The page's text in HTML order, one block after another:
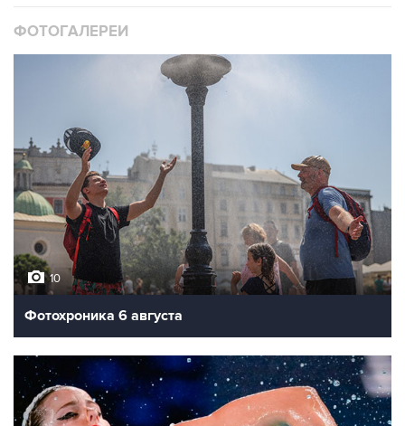
ФОТОГАЛЕРЕИ
10
Фотохроника 6 августа